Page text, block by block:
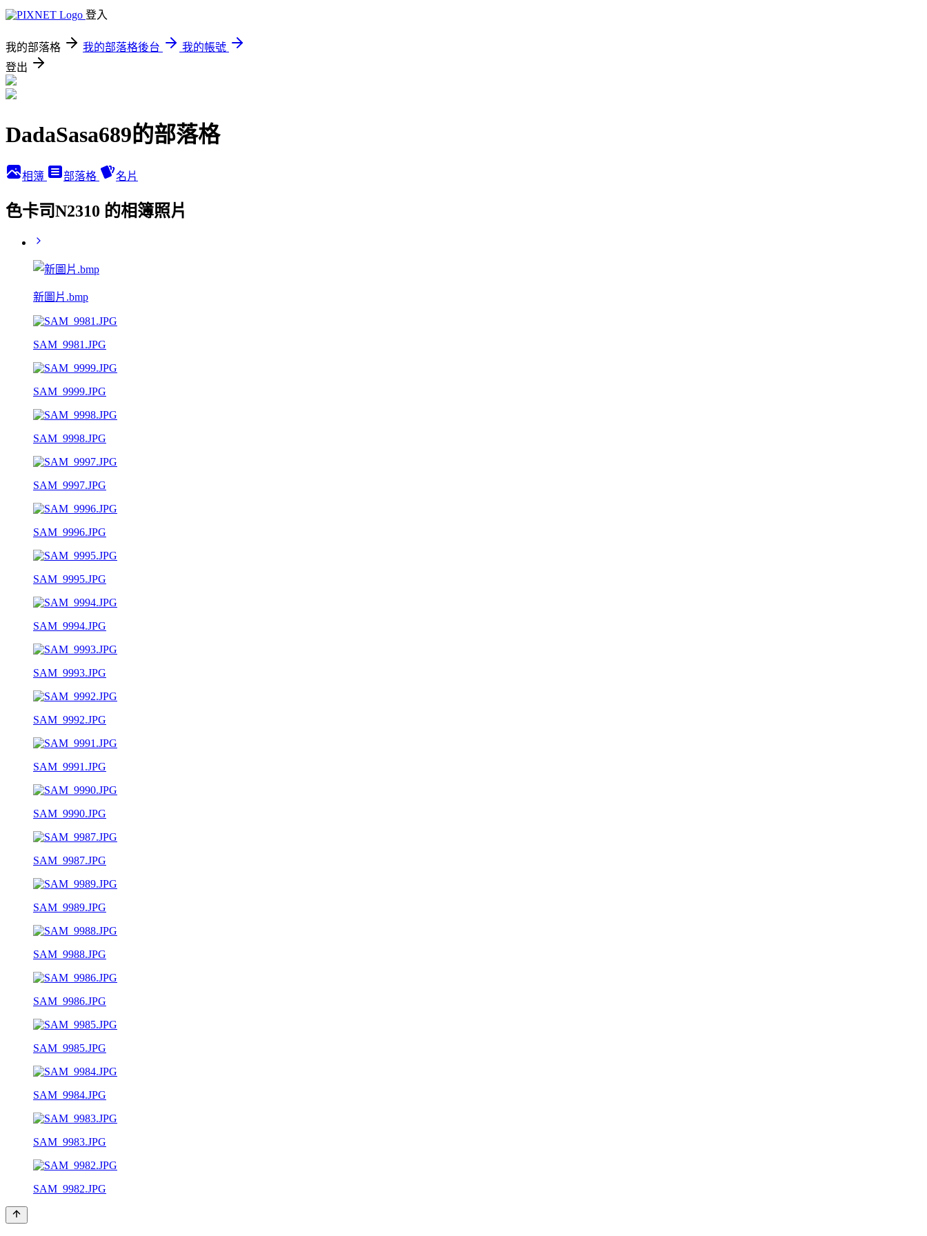
登入
我的部落格 我的部落格後台
我的帳號
登出
DadaSasa689的部落格
相簿 部落格 名片
色卡司N2310 的相簿照片
新圖片.bmp
SAM_9981.JPG
SAM_9999.JPG
SAM_9998.JPG
SAM_9997.JPG
SAM_9996.JPG
SAM_9995.JPG
SAM_9994.JPG
SAM_9993.JPG
SAM_9992.JPG
SAM_9991.JPG
SAM_9990.JPG
SAM_9987.JPG
SAM_9989.JPG
SAM_9988.JPG
SAM_9986.JPG
SAM_9985.JPG
SAM_9984.JPG
SAM_9983.JPG
SAM_9982.JPG